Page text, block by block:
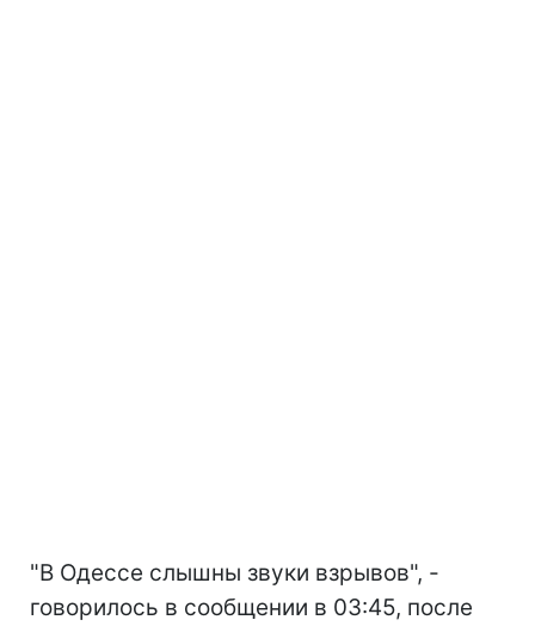
"В Одессе слышны звуки взрывов", -
говорилось в сообщении в 03:45, после